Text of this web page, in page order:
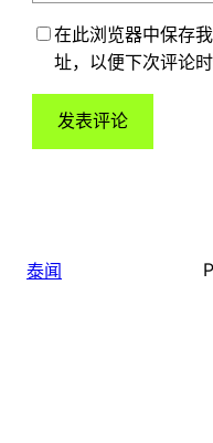
在此浏览器中保存
址，以便下次评论时
泰闻